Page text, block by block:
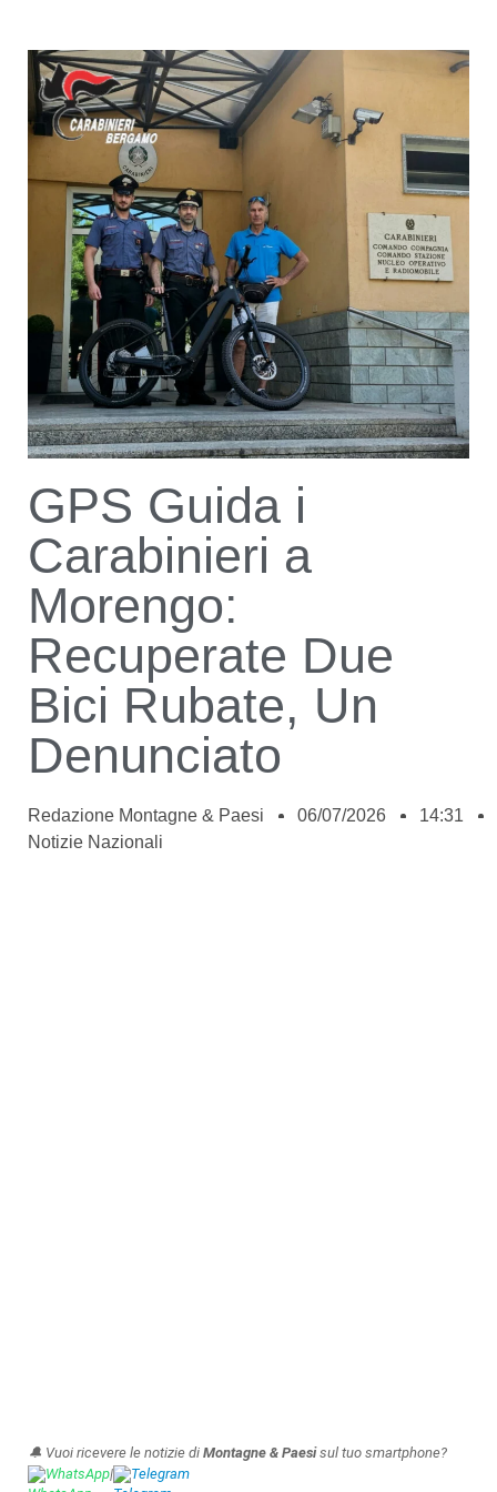
GPS Guida i
Carabinieri a
Morengo:
Recuperate Due
Bici Rubate, Un
Denunciato
Redazione Montagne & Paesi 06/07/2026
14:31
Notizie Nazionali
🔔 Vuoi ricevere le notizie di Montagne & Paesisul tuo smartphone?
WhatsApp| Telegram